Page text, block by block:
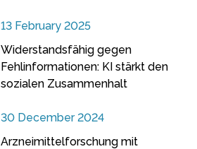
13 February 2025
Widerstandsfähig gegen
Fehlinformationen: KI stärkt den
sozialen Zusammenhalt
30 December 2024
Arzneimittelforschung mit